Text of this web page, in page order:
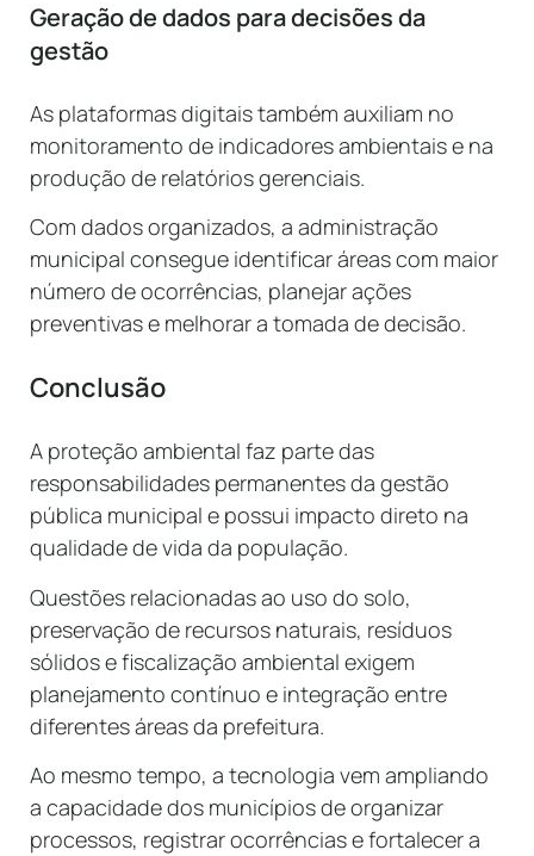
Geração de dados para decisões da
gestão
As plataformas digitais também auxiliam no
monitoramento de indicadores ambientais e na
produção de relatórios gerenciais.
Com dados organizados, a administração
municipal consegue identificar áreas com maior
número de ocorrências, planejar ações
preventivas e melhorar a tomada de decisão.
Conclusão
A proteção ambiental faz parte das
responsabilidades permanentes da gestão
pública municipal e possui impacto direto na
qualidade de vida da população.
Questões relacionadas ao uso do solo,
preservação de recursos naturais, resíduos
sólidos e fiscalização ambiental exigem
planejamento contínuo e integração entre
diferentes áreas da prefeitura.
Ao mesmo tempo, a tecnologia vem ampliando
a capacidade dos municípios de organizar
processos, registrar ocorrências e fortalecer a